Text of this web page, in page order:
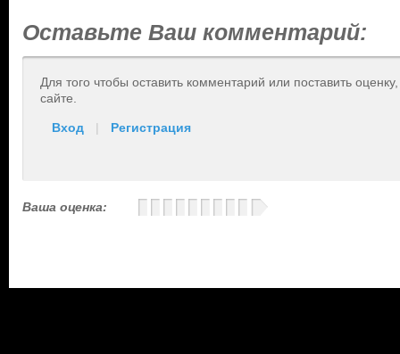
Оставьте Ваш комментарий:
Для того чтобы оставить комментарий или поставить
сайте.
Вход | Регистрация
Ваша оценка: